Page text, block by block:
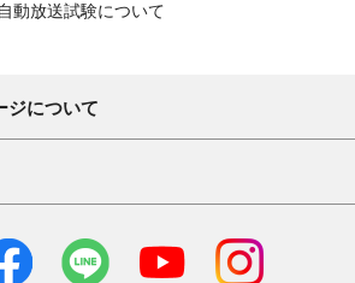
動放送試験について
ジについて